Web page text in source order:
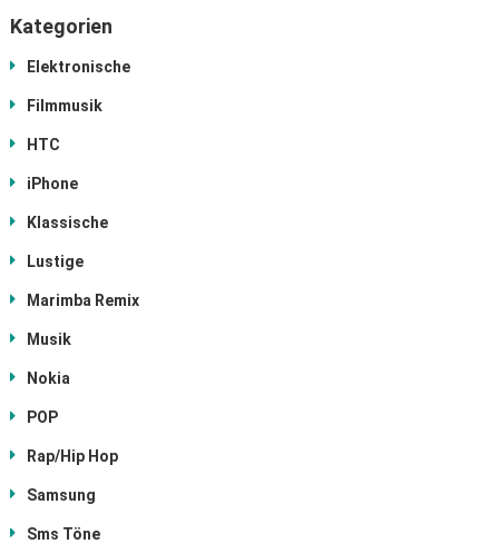
Kategorien
Elektronische
Filmmusik
HTC
iPhone
Klassische
Lustige
Marimba Remix
Musik
Nokia
POP
Rap/Hip Hop
Samsung
Sms Töne